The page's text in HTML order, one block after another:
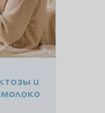
и
молоко